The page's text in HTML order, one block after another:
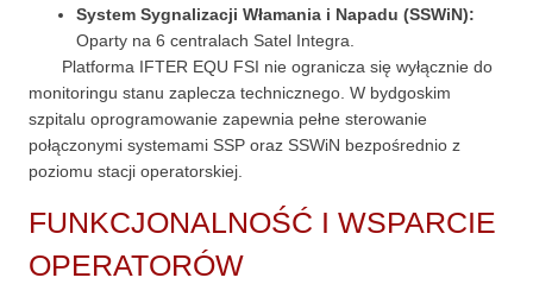
System Sygnalizacji Włamania i Napadu (SSWiN):
Oparty na 6 centralach Satel Integra.
Platforma IFTER EQU FSI nie ogranicza się wyłącznie do
monitoringu stanu zaplecza technicznego. W bydgoskim
szpitalu oprogramowanie zapewnia pełne sterowanie
połączonymi systemami SSP oraz SSWiN bezpośrednio z
poziomu stacji operatorskiej.
FUNKCJONALNOŚĆ I WSPARCIE
OPERATORÓW